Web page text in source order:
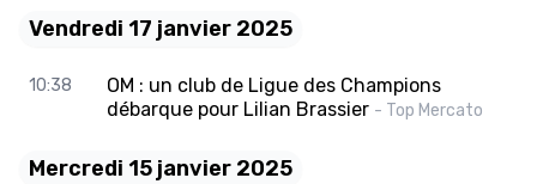
Vendredi 17 janvier 2025
10:38
OM : un club de Ligue des Champions
débarque pour Lilian Brassier - Top Mercato
Mercredi 15 janvier 2025